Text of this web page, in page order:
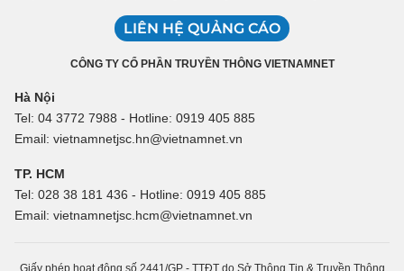
LIÊN HỆ QUẢNG CÁO
CÔNG TY CỔ PHẦN TRUYỀN THÔNG VIETNAMNET
Hà Nội
Tel: 04 3772 7988 - Hotline: 0919 405 885
Email: vietnamnetjsc.hn@vietnamnet.vn
TP. HCM
Tel: 028 38 181 436 - Hotline: 0919 405 885
Email: vietnamnetjsc.hcm@vietnamnet.vn
Giấy phép hoạt động số 2441/GP - TTĐT do Sở Thông Tin & Truyền Thông